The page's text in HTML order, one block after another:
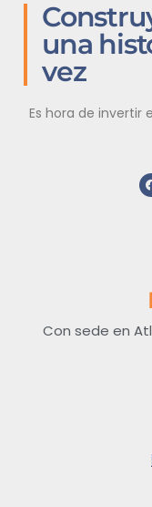
una
vez
Es hora de invertir
Con sede en